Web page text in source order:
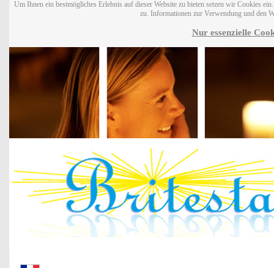
Um Ihnen ein bestmögliches Erlebnis auf dieser Website zu bieten setzen wir Cookies
zu. Informationen zur Verwendung und den
Nur essenzielle